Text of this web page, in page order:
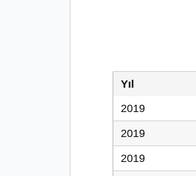
Yıl
2019
2019
2019